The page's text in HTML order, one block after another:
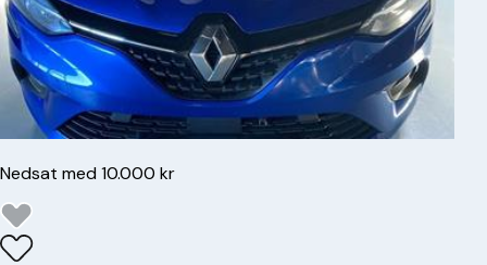
Nedsat med 10.000 kr